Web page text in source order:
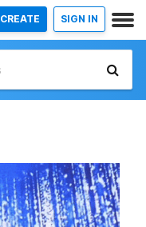
CREATE SIGN IN